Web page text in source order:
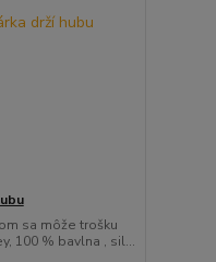
sa môže trošku
100 % bavlna , sil...